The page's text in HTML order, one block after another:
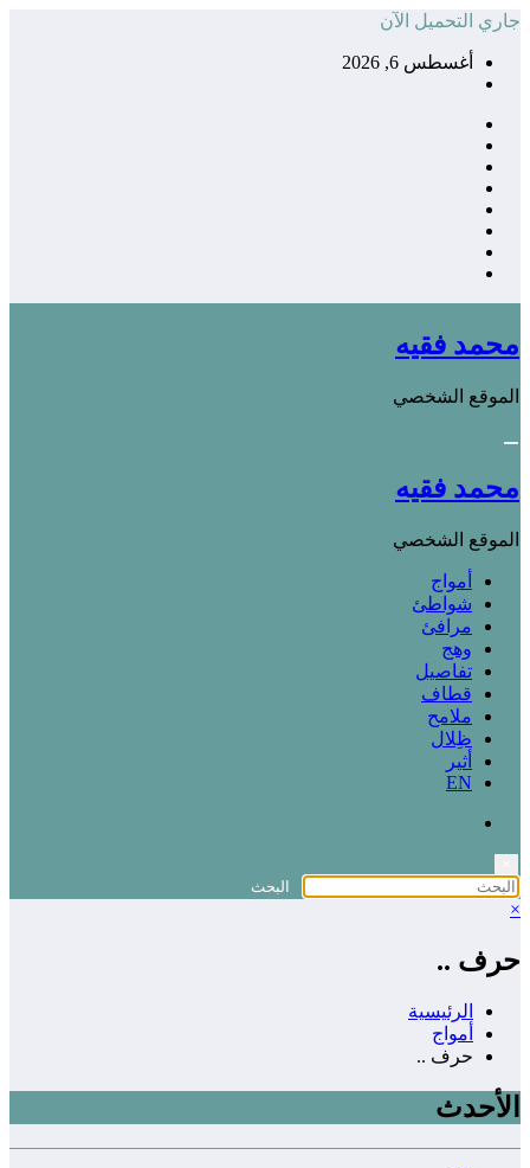
التجاوز
المحتوى
جاري التحميل الآن
أغسطس 6, 2026
محمد فقيه
الموقع الشخصي
محمد فقيه
الموقع الشخصي
أمواج
شواطئ
مرافئ
وهج
تفاصيل
قطاف
ملامح
ظِلال
أثير
EN
×
حرف ..
الرئيسية
أمواج
حرف ..
الأحدث